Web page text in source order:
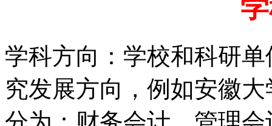
学科方向：学校和科研
究发展方向，例如安徽